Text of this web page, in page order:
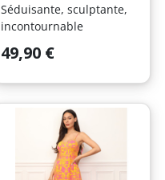
Séduisante, sculptante,
incontournable
Prix
49,90 €